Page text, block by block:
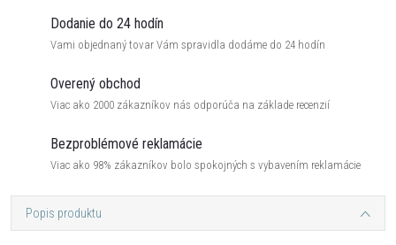
Dodanie do 24 hodín
Vami objednaný tovar Vám spravidla dodáme do 24 hodín
Overený obchod
Viac ako 2000 zákazníkov nás odporúča na základe recenzií
Bezproblémové reklamácie
Viac ako 98% zákazníkov bolo spokojných s vybavením reklamácie
Popis produktu